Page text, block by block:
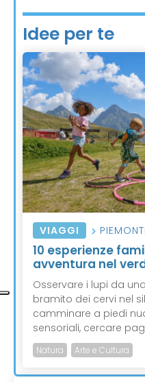
Idee per te
VIAGGI
10 esperienze
avventura nel
Osservare i lupi da
bramito dei cervi nel
camminare a piedi
sensoriali, cercare
Natura Arte e Cultura